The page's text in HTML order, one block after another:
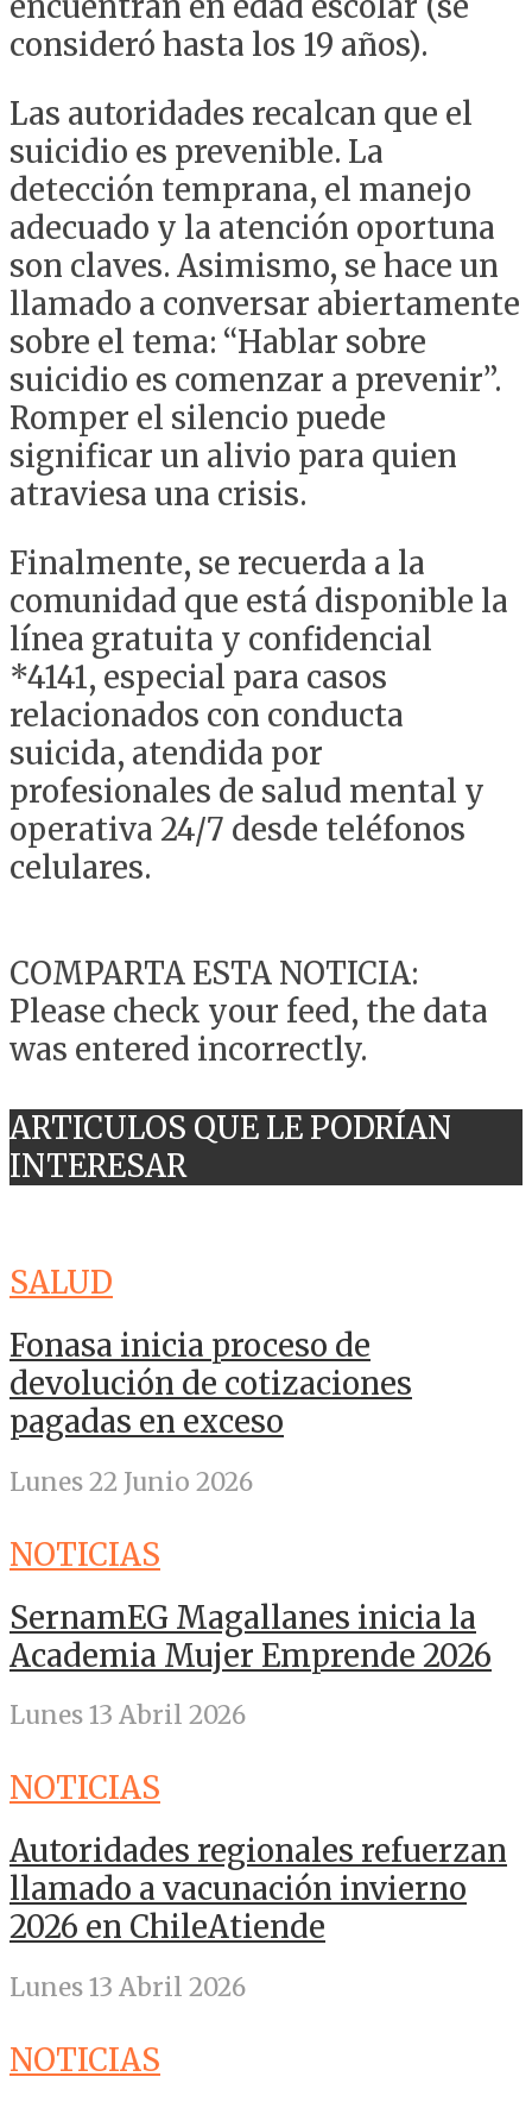
consideró hasta los 19 años).
Las autoridades recalcan que el
suicidio es prevenible. La
detección temprana, el manejo
adecuado y la atención oportuna
son claves. Asimismo, se hace un
llamado a conversar abiertamente
sobre el tema: “Hablar sobre
suicidio es comenzar a prevenir”.
Romper el silencio puede
significar un alivio para quien
atraviesa una crisis.
Finalmente, se recuerda a la
comunidad que está disponible la
línea gratuita y confidencial
*4141, especial para casos
relacionados con conducta
suicida, atendida por
profesionales de salud mental y
operativa 24/7 desde teléfonos
celulares.
COMPARTA ESTA NOTICIA:
Please check your feed, the data
was entered incorrectly.
ARTICULOS QUE LE PODRÍAN
INTERESAR
SALUD
Fonasa inicia proceso de
devolución de cotizaciones
pagadas en exceso
Lunes 22 Junio 2026
NOTICIAS
SernamEG Magallanes inicia la
Academia Mujer Emprende 2026
Lunes 13 Abril 2026
NOTICIAS
Autoridades regionales refuerzan
llamado a vacunación invierno
2026 en ChileAtiende
Lunes 13 Abril 2026
NOTICIAS